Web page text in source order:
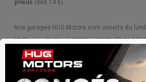
Entretien, vidange et
pneus (dès 14 €).
Nos garages HUG Motors sont ouverts du
(4 Chemin de Nicol, 31200 —05 81 97 06 60)
18h —Montrabé (37 Allée du Terlon, 31850 —
13h et 14h à 18h —Montjoire (54 Route de
06 81 36 08 26) de 9h à 13h et 14h à 18h.